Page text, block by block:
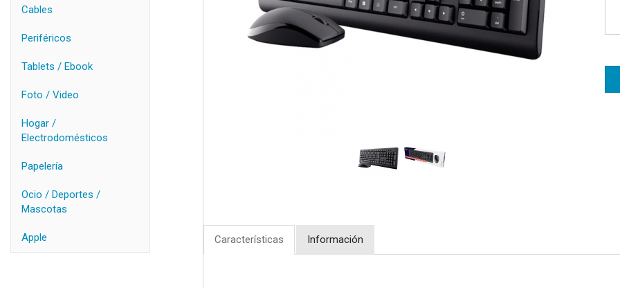
Cables
Periféricos
Tablets / Ebook
Foto / Video
Hogar /
Electrodomésticos
Papelería
Ocio / Deportes /
Mascotas
Apple Características Información